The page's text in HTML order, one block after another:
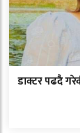
डाक्टर पढदै